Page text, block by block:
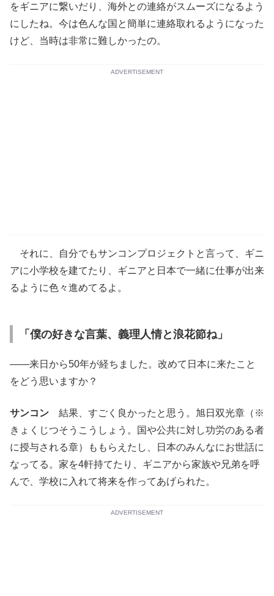
をギニアに繋いだり、海外との連絡がスムーズになるよう
にしたね。今は色んな国と簡単に連絡取れるようになった
けど、当時は非常に難しかったの。
ADVERTISEMENT
それに、自分でもサンコンプロジェクトと言って、ギニ
アに小学校を建てたり、ギニアと日本で一緒に仕事が出来
るように色々進めてるよ。
「僕の好きな言葉、義理人情と浪花節ね」
――来日から50年が経ちました。改めて日本に来たこと
をどう思いますか？
サンコン 結果、すごく良かったと思う。旭日双光章（※
きょくじつそうこうしょう。国や公共に対し功労のある者
に授与される章）ももらえたし、日本のみんなにお世話に
なってる。家を4軒持てたり、ギニアから家族や兄弟を呼
んで、学校に入れて将来を作ってあげられた。
ADVERTISEMENT